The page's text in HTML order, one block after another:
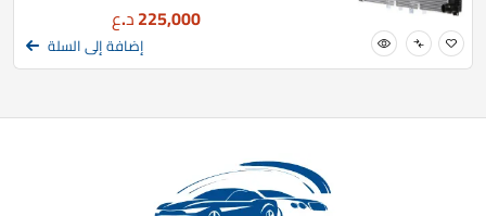
225,000د.ع
إضافة إلى السلة